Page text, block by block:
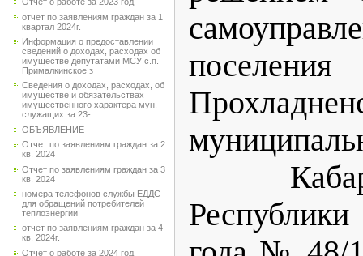
отчет по заявлениям граждан за 1
квартал 2024г.
Информация о предоставлении
сведений о доходах, расходах об
имуществе депутатами МСУ с.п.
Прималкинское з
Сведения о доходах, расходах, об
имуществе и обязательствах
имущественного характера мун.
служащих за 23-
ОБЪЯВЛЕНИЕ
Отчет по заявлениям граждан за 2
кв. 2024
Отчет по заявлениям граждан за 3
кв. 2024
номера телефонов службы ЕДДС
для обращений потребителей
теплоэнергии
отчет по заявлениям граждан за 4
кв. 2024г.
Отчет о работе за 2024 год